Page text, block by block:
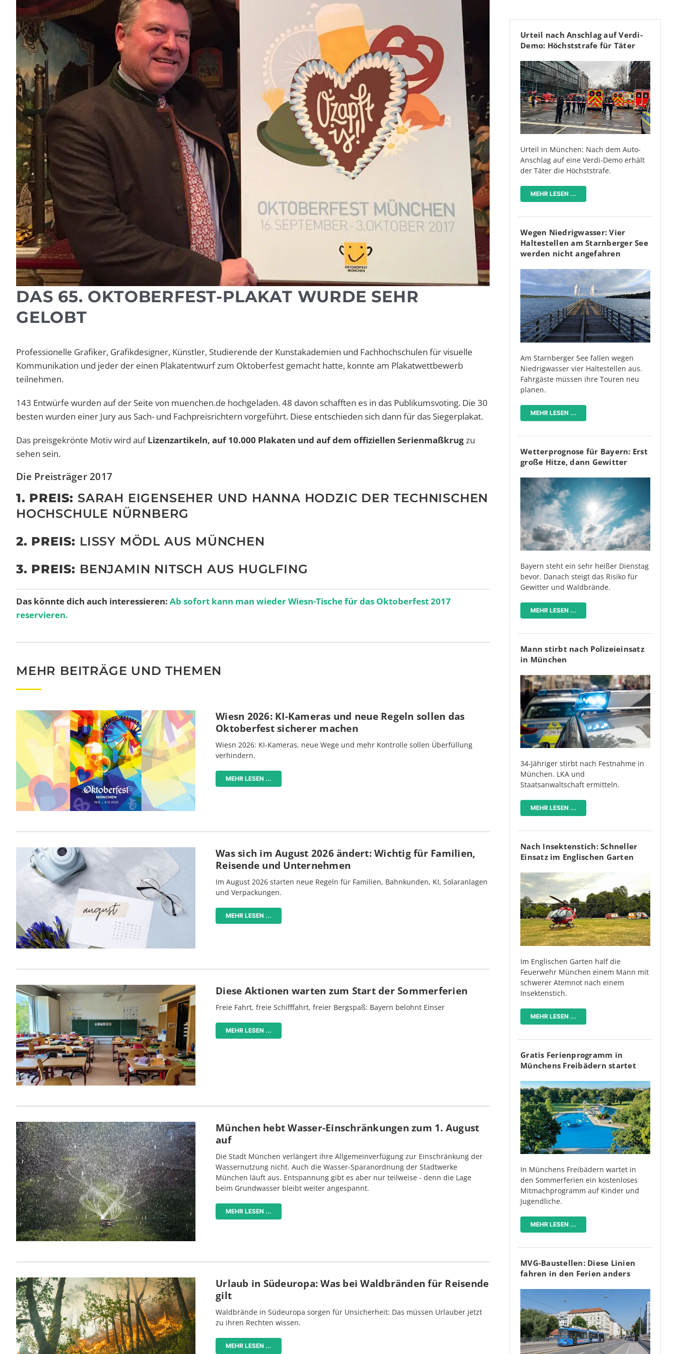
DAS 65. OKTOBERFEST-PLAKAT WURDE SEHR
GELOBT
Professionelle Grafiker, Grafikdesigner, Künstler, Studierende der Kunstakademien und Fachhochschulen für visuelle
Kommunikation und jeder der einen Plakatentwurf zum Oktoberfest gemacht hatte, konnte am Plakatwettbewerb
teilnehmen.
143 Entwürfe wurden auf der Seite von muenchen.de hochgeladen. 48 davon schafften es in das Publikumsvoting. Die 30
besten wurden einer Jury aus Sach- und Fachpreisrichtern vorgeführt. Diese entschieden sich dann für das Siegerplakat.
Das preisgekrönte Motiv wird aufLizenzartikeln, auf 10.000 Plakaten und auf dem offiziellen Serienmaßkrugzu
sehen sein.
Die Preisträger 2017
1. PREIS: SARAH EIGENSEHER UND HANNA HODZIC DER TECHNISCHEN
HOCHSCHULE NÜRNBERG
2. PREIS: LISSY MÖDL AUS MÜNCHEN
3. PREIS: BENJAMIN NITSCH AUS HUGLFING
Das könnte dich auch interessieren: Ab sofort kann man wieder Wiesn-Tische für das Oktoberfest 2017
reservieren.
MEHR BEITRÄGE UND THEMEN
Wiesn 2026: KI-Kameras und neue Regeln sollen das
Oktoberfest sicherer machen
Wiesn 2026: KI-Kameras, neue Wege und mehr Kontrolle sollen Überfüllung
verhindern.
MEHR LESEN ...
Was sich im August 2026 ändert: Wichtig für Familien,
Reisende und Unternehmen
Im August 2026 starten neue Regeln für Familien, Bahnkunden, KI, Solaranlagen
und Verpackungen.
MEHR LESEN ...
Diese Aktionen warten zum Start der Sommerferien
Freie Fahrt, freie Schifffahrt, freier Bergspaß: Bayern belohnt Einser
MEHR LESEN ...
München hebt Wasser-Einschränkungen zum 1. August
auf
Die Stadt München verlängert ihre Allgemeinverfügung zur Einschränkung der
Wassernutzung nicht. Auch die Wasser-Sparanordnung der Stadtwerke
München läuft aus. Entspannung gibt es aber nur teilweise - denn die Lage
beim Grundwasser bleibt weiter angespannt.
MEHR LESEN ...
Urlaub in Südeuropa: Was bei Waldbränden für Reisende
gilt
Waldbrände in Südeuropa sorgen für Unsicherheit: Das müssen Urlauber jetzt
zu ihren Rechten wissen.
MEHR LESEN ...
Urteil nach Anschlag auf Verdi-
Demo: Höchststrafe für Täter
Urteil in München: Nach dem Auto-
Anschlag auf eine Verdi-Demo erhält
der Täter die Höchststrafe.
MEHR LESEN ...
Wegen Niedrigwasser: Vier
Haltestellen am Starnberger See
werden nicht angefahren
Am Starnberger See fallen wegen
Niedrigwasser vier Haltestellen aus.
Fahrgäste müssen ihre Touren neu
planen.
MEHR LESEN ...
Wetterprognose für Bayern: Erst
große Hitze, dann Gewitter
Bayern steht ein sehr heißer Dienstag
bevor. Danach steigt das Risiko für
Gewitter und Waldbrände.
MEHR LESEN ...
Mann stirbt nach Polizeieinsatz
in München
34-Jähriger stirbt nach Festnahme in
München. LKA und
Staatsanwaltschaft ermitteln.
MEHR LESEN ...
Nach Insektenstich: Schneller
Einsatz im Englischen Garten
Im Englischen Garten half die
Feuerwehr München einem Mann mit
schwerer Atemnot nach einem
Insektenstich.
MEHR LESEN ...
Gratis Ferienprogramm in
Münchens Freibädern startet
In Münchens Freibädern wartet in
den Sommerferien ein kostenloses
Mitmachprogramm auf Kinder und
Jugendliche.
MEHR LESEN ...
MVG-Baustellen: Diese Linien
fahren in den Ferien anders